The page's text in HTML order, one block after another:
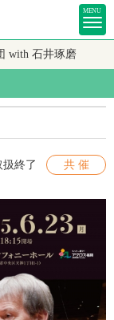
MENU
with 石井琢磨
扱終了 共 催